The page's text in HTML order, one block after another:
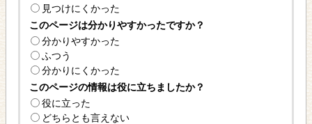
見つけにくかった
このページは分かりやすかったですか？
分かりやすかった
ふつう
分かりにくかった
このページの情報は役に立ちましたか？
役に立った
どちらとも言えない